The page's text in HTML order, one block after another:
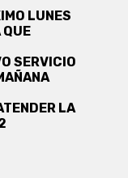
LUNES
QUE
SERVICIO
LA